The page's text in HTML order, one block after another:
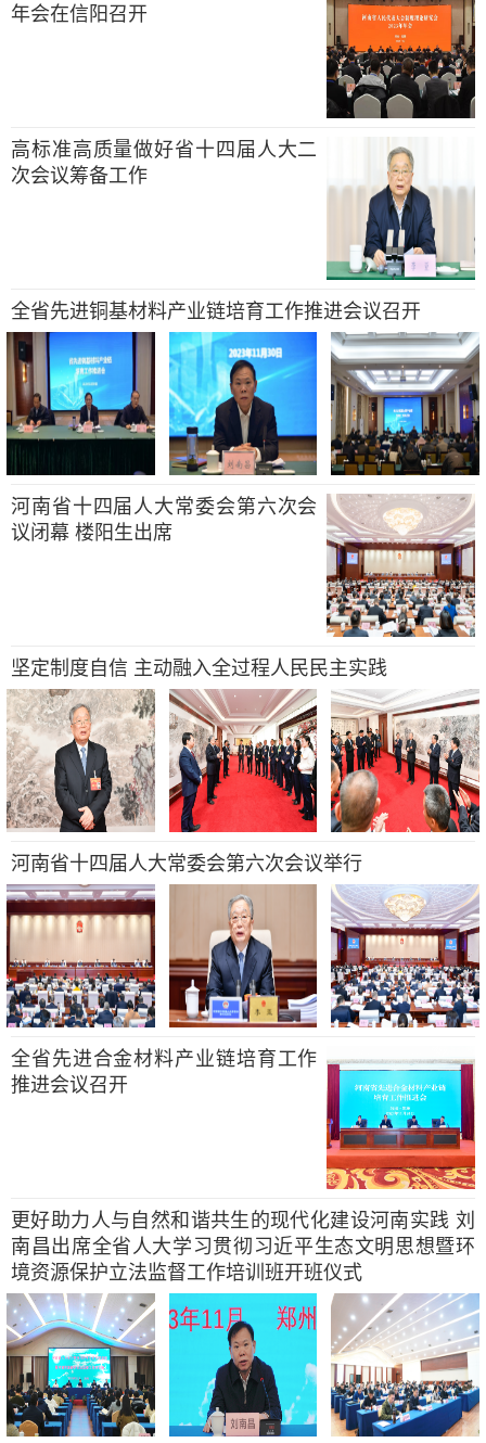
年会在信阳召开
高标准高质量做好省十四届人大二
次会议筹备工作
全省先进铜基材料产业链培育工作推进会议召开
河南省十四届人大常委会第六次会
议闭幕 楼阳生出席
坚定制度自信 主动融入全过程人民民主实践
河南省十四届人大常委会第六次会议举行
全省先进合金材料产业链培育工作
推进会议召开
更好助力人与自然和谐共生的现代化建设河南实践 刘
南昌出席全省人大学习贯彻习近平生态文明思想暨环
境资源保护立法监督工作培训班开班仪式